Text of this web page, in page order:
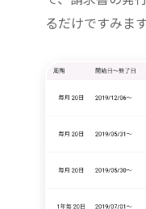
るだけですみま